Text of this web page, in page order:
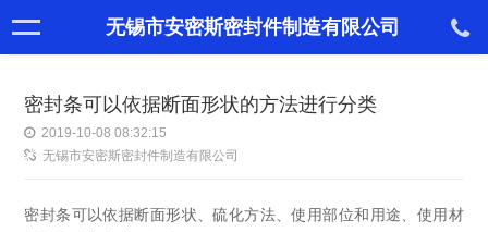
无锡市安密斯密封件制造有限公司
密封条可以依据断面形状的方法进行分类
2019-10-08 08:32:15
无锡市安密斯密封件制造有限公司
密封条可以依据断面形状、硫化方法、使用部位和用途、使用材